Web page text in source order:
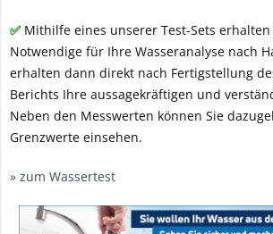
✅ Mithilfe eines unserer Test-Sets erhalten
Notwendige für Ihre Wasseranalyse nach
erhalten dann direkt nach Fertigstellung
Berichts Ihre aussagekräftigen und
Neben den Messwerten können Sie
Grenzwerte einsehen.
» zum Wassertest